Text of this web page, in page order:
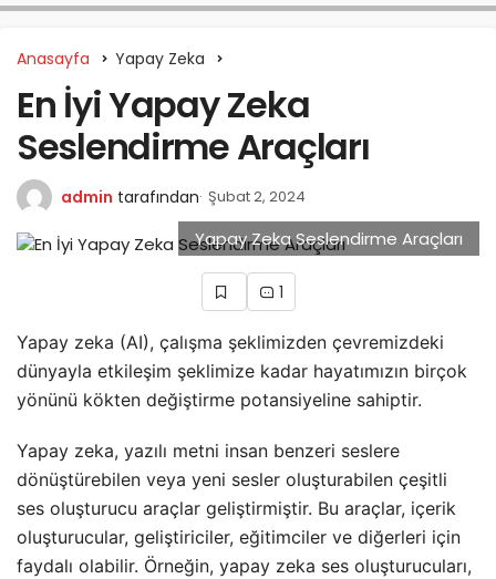
Anasayfa Yapay Zeka
En İyi Yapay Zeka
Seslendirme Araçları
admin tarafından Şubat 2, 2024
Yapay Zeka Seslendirme Araçları
1
Yapay zeka (AI), çalışma şeklimizden çevremizdeki
dünyayla etkileşim şeklimize kadar hayatımızın birçok
yönünü kökten değiştirme potansiyeline sahiptir.
Yapay zeka, yazılı metni insan benzeri seslere
dönüştürebilen veya yeni sesler oluşturabilen çeşitli
ses oluşturucu araçlar geliştirmiştir. Bu araçlar, içerik
oluşturucular, geliştiriciler, eğitimciler ve diğerleri için
faydalı olabilir. Örneğin, yapay zeka ses oluşturucuları,